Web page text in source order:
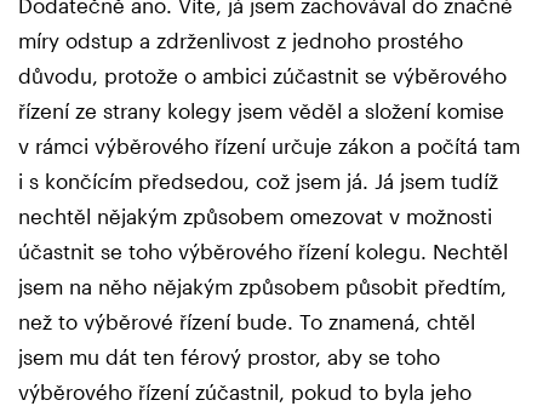
Dodatečně ano. Víte, já jsem zachovával do značné
míry odstup a zdrženlivost z jednoho prostého
důvodu, protože o ambici zúčastnit se výběrového
řízení ze strany kolegy jsem věděl a složení komise
v rámci výběrového řízení určuje zákon a počítá tam
i s končícím předsedou, což jsem já. Já jsem tudíž
nechtěl nějakým způsobem omezovat v možnosti
účastnit se toho výběrového řízení kolegu. Nechtěl
jsem na něho nějakým způsobem působit předtím,
než to výběrové řízení bude. To znamená, chtěl
jsem mu dát ten férový prostor, aby se toho
výběrového řízení zúčastnil, pokud to byla jeho